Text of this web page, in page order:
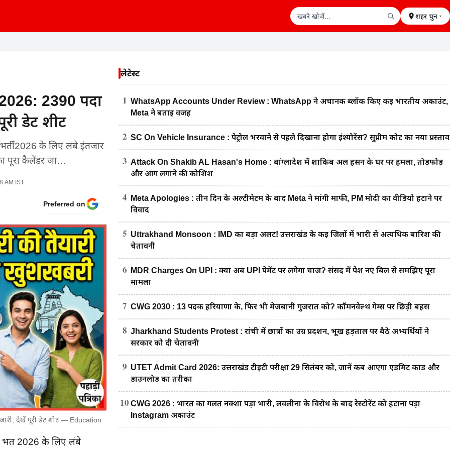
शहर चुनें
2390 पदों
डेट शीट
2026 के लिए लंबे इंतजार
पूरा कैलेंडर जा…
AM IST
Preferred on
देखें पूरी डेट शीट — Education
2026 के लिए लंबे
लेटेस्ट
1 WhatsApp Accounts Under Review : WhatsApp ने अचानक ब्लॉक किए कई भारतीय अकाउंट,
Meta ने बताई वजह
2 SC On Vehicle Insurance : पेट्रोल भरवाने से पहले दिखाना होगा इंश्योरेंस? सुप्रीम कोर्ट का नया प्रस्ताव
3 Attack On Shakib AL Hasan's Home : बांग्लादेश में शाकिब अल हसन के घर पर हमला, तोड़फोड़
और आग लगाने की कोशिश
4
Meta Apologies : तीन दिन के अल्टीमेटम के बाद Meta ने मांगी माफी, PM मोदी का वीडियो हटाने पर
विवाद
5 Uttrakhand Monsoon : IMD का बड़ा अलर्ट! उत्तराखंड के कई जिलों में भारी से अत्यधिक बारिश की
चेतावनी
6
MDR Charges On UPI : क्या अब UPI पेमेंट पर लगेगा चार्ज? संसद में पेश नए बिल से समझिए पूरा
मामला
7 CWG 2030 : 13 पदक हरियाणा के, फिर भी मेजबानी गुजरात को? कॉमनवेल्थ गेम्स पर छिड़ी बहस
8 Jharkhand Students Protest : रांची में छात्रों का उग्र प्रदर्शन, भूख हड़ताल पर बैठे अभ्यर्थियों ने
सरकार को दी चेतावनी
9 UTET Admit Card 2026: उत्तराखंड टीईटी परीक्षा 29 सितंबर को, जानें कब आएगा एडमिट कार्ड और
डाउनलोड का तरीका
10 CWG 2026 : भारत का गलत नक्शा पड़ा भारी, लवलीना के विरोध के बाद रेस्टोरेंट को हटाना पड़ा
Instagram अकाउंट